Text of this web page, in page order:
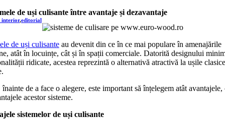
de uși culisante între avantaje și dezavantaje
interior,editorial
de uși culisanteau devenit din ce în ce mai populare în amenajările
atât în locuințe, cât și în spații comerciale. Datorită designului
ridicate, acestea reprezintă o alternativă atractivă la ușile clasice
de a face o alegere, este important să înțelegem atât avantajele,
acestor sisteme.
sistemelor de uși culisante